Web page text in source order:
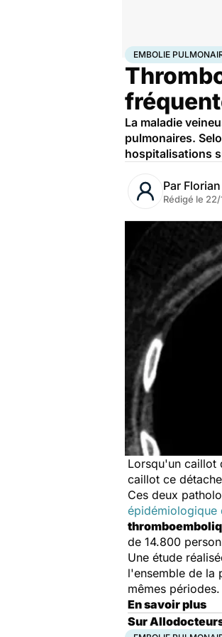
AccueilSantéEmbolie
EMBOLIE
La maladie
pulmonaires.
hospitalisations
Par
Rédigé le 22/
Lorsqu'un caillot
caillot ce
Ces deux
épidémiologique
de 14.800
Une étude
l'ensemble de la
mêmes périodes.
En savoir plus
Sur